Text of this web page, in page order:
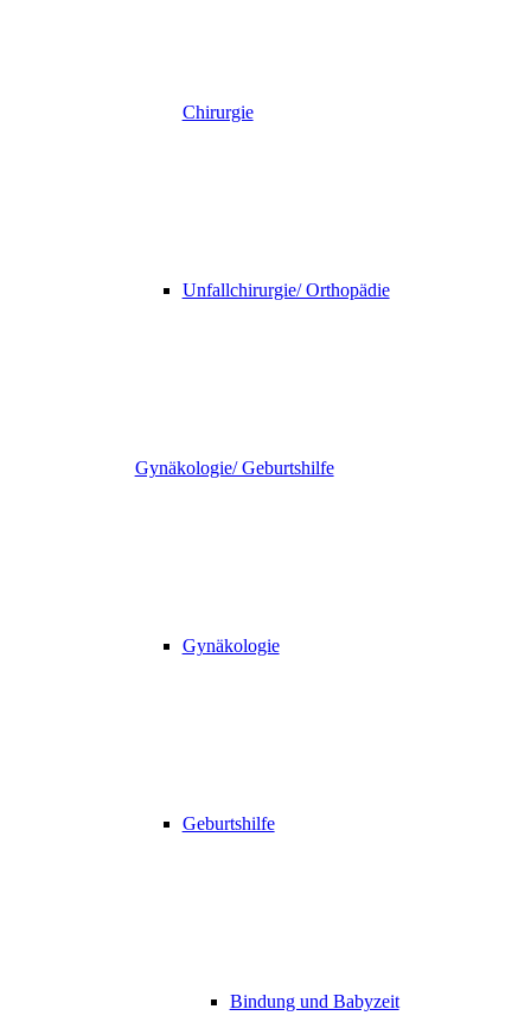
Chirurgie
Unfallchirurgie/ Orthopädie
Gynäkologie/ Geburtshilfe
Gynäkologie
Geburtshilfe
Bindung und Babyzeit